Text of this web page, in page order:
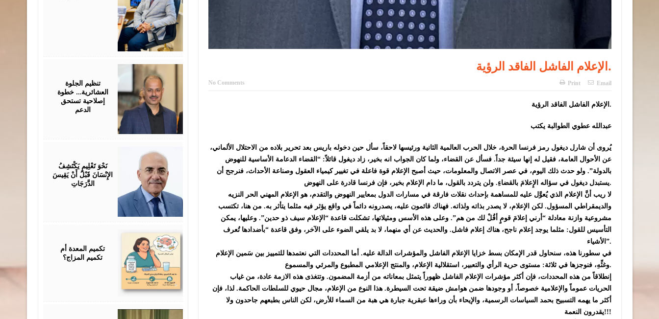
الإعلام الفاشل الفاقد الرؤية.
No Comments Print Email
الإعلام الفاشل الفاقد الرؤية.
عبدالله عطوي الطوالبة يكتب
يُروى أن شارل ديغول رمز فرنسا الحرة، خلال الحرب العالمية الثانية ورئيسها لاحقاً، سأل حين دخوله باريس بعد تحرير بلاده من الاحتلال الألماني،
عن الأحوال العامة، فقيل له إنها سيئة جداً. فسأل عن القضاء، ولما كان الجواب انه بخير، زاد ديغول قائلاً: “القضاء الدعامة الأساسية للنهوض
بالدولة”. ولو حدث ذلك اليوم، في عصر الاتصال والمعلومات، حيث أصبح الإعلام قوة فاعلة في تغيير كيمياء العقول وصناعة الأحداث، فنرجح أن
يستبدل ديغول في سؤاله الإِعلامَ بالقضاءِ. ولن يتردد بالقول، ما دام الإعلام بخير، فإن فرنسا قادرة على النهوض.
لا ريب أنَّ الإعلام الذي يُعوَّل عليه للمساهمة بإحداث نقلات فارقة في مسارات الدول بمعايير النهوض والتقدم، هو الإعلام المهني الحر النزيه
والديمقراطي المسؤول. لكن الإعلام، لا يصدر بذاته ولذاته. فهناك قائمون عليه، يصدرونه دائماً في واقع يؤثر فيه مثلما يتأثر به. من هنا، تكتسب
مشروعية وازنة معادلة “أرني إعلامَ قومٍ أقُلْ لك من هم”. وعلى هذه الأسس ومثيلاتها، تشكلت قاعدة “الإعلام سيف ذو حدين”. وعليها، يمكن
التأسيس للقول: مثلما يوجد إعلام ناجح، هناك إعلام فاشل. والحديث عن أي منهما، لا بد يلقي الضوء على الآخر، وفق قاعدة “بأضدادها تُعرف
الأشياء”.
في سطورنا هذه، سنحاول قدر الإمكان بسط خزايا الإعلام الفاشل والمؤشرات الدالة عليه. أما المحددات التي نعتمدها للتمييز بين سَمين الإعلام
وغثِّهِ، فنوجزها في ثلاثة: مستوى حرية الرأي والتعبير، استقلالية الإعلام، والمنتج الإعلامي المطبوع والمرئي والمسموع.
إنطلاقاً من هذه المحددات، فإن أكثر مؤشرات الإعلام الفاشل ظهوراً يتمثل بمعاناته من أزمة المضمون. وتتغذى هذه الازمة عادة، من غياب
الحريات عموماً والإعلامية خصوصاً، أو وجودها ضمن هوامش ضيقة تحت السيطرة. هذا النوع من الإعلام، مجال حيوي للسلطات الحاكمة. لذا، فإن
أكثر ما يهمه التسبيح بحمد السياسات الرسمية، والإيحاء بأن وراءها عبقرية جبارة هي هبة من السماء للأرض، لكن الناس بطبعهم جاحدون ولا
يقدرون النعمة!!!
تنظيم الجلوة
العشائرية… خطوة
إصلاحية تستحق
الدعم
نَحْوَ تَعْلِيمٍ يَكْتَشِفُ
الإِنْسَانَ قَبْلَ أَنْ يَقِيسَ
الدَّرَجَاتِ
تكميم المعدة أم
تكميم المزاج؟